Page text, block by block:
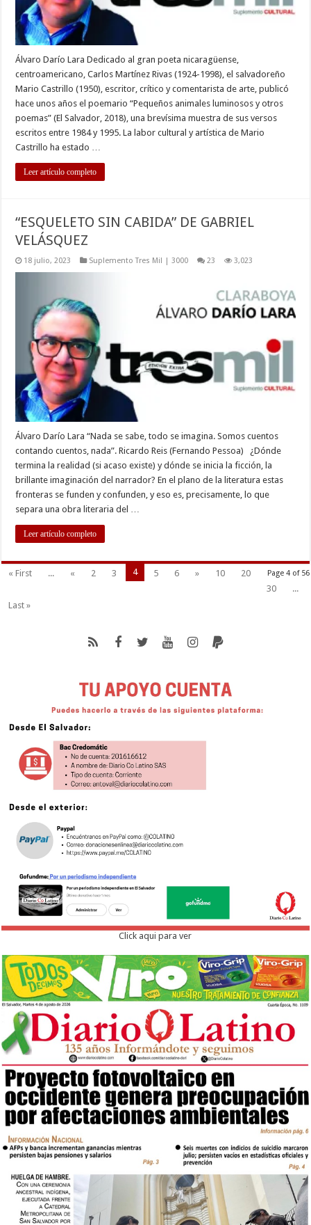
Álvaro Darío Lara Dedicado al gran poeta nicaragüense,
centroamericano, Carlos Martínez Rivas (1924-1998), el salvadoreño
Mario Castrillo (1950), escritor, crítico y comentarista de arte, publicó
hace unos años el poemario “Pequeños animales luminosos y otros
poemas” (El Salvador, 2018), una brevísima muestra de sus versos
escritos entre 1984 y 1995. La labor cultural y artística de Mario
Castrillo ha estado …
Leer artículo completo
“ESQUELETO SIN CABIDA” DE GABRIEL
VELÁSQUEZ
18 julio, 2023 Suplemento Tres Mil | 3000 23 3,023
Álvaro Darío Lara “Nada se sabe, todo se imagina. Somos cuentos
contando cuentos, nada”. Ricardo Reis (Fernando Pessoa) ¿Dónde
termina la realidad (si acaso existe) y dónde se inicia la ficción, la
brillante imaginación del narrador? En el plano de la literatura estas
fronteras se funden y confunden, y eso es, precisamente, lo que
separa una obra literaria del …
Leer artículo completo
Page 4 of 56
« First ... « 2 3 4 5 6 » 10
20
30
...
Last »
Click aqui para ver